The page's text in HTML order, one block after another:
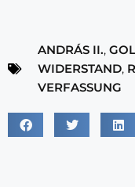
ANDRÁS II.,
WIDERSTAND,
VERFASSUNG